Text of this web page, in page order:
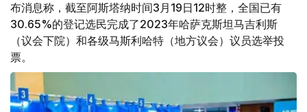
布消息称，截至阿斯塔纳时间3月19日12时整，全国已有
30.65%的登记选民完成了2023年哈萨克斯坦马吉利斯
（议会下院）和各级马斯利哈特（地方议会）议员选举投
票。